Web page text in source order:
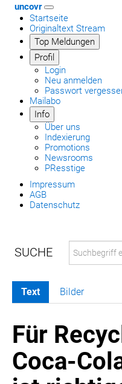
uncovr
Startseite
Originaltext Stream
Top Meldungen
Profil
Login
Neu anmelden
Passwort
Mailabo
Info
Über uns
Indexierung
Promotions
Newsrooms
PResstige
Impressum
AGB
Datenschutz
MELDUNGEN
COCA-COLA
COCA-COLA HBC ÖSTERREICH
Text Bilder
Für
Coca-